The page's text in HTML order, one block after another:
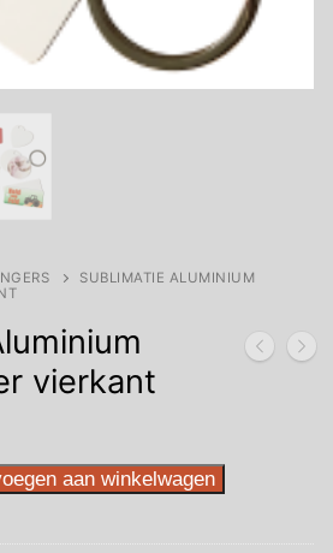
SUBLIMATIE ALUMINIUM
vierkant
aan winkelwagen